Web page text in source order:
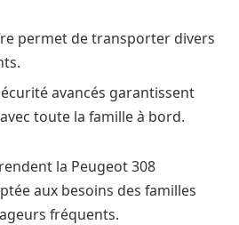
permet de transporter divers
avancés garantissent
toute la famille à bord.
la Peugeot 308
aux besoins des familles
fréquents.